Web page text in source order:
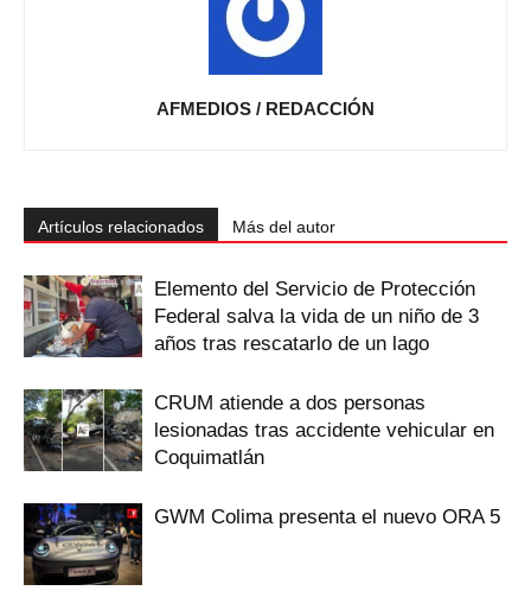
AFMEDIOS / REDACCIÓN
Artículos relacionados Más del autor
Elemento del Servicio de Protección
Federal salva la vida de un niño de 3
años tras rescatarlo de un lago
CRUM atiende a dos personas
lesionadas tras accidente vehicular en
Coquimatlán
GWM Colima presenta el nuevo ORA 5